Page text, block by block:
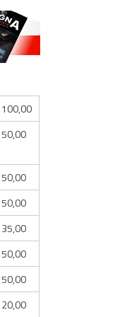
100,00
50,00
50,00
50,00
35,00
50,00
50,00
20,00